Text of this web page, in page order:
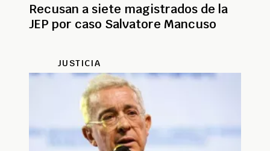
Recusan a siete magistrados de la
JEP por caso Salvatore Mancuso
JUSTICIA